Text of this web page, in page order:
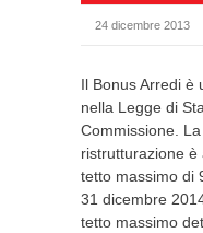
24 dicembre 2013
Il Bonus Arredi è
nella Legge di
Commissione.
ristrutturazione è
tetto massimo di
31 dicembre
tetto massimo